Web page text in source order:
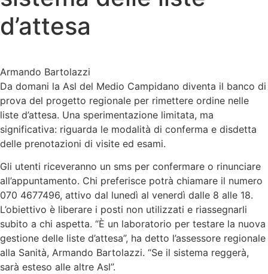
d’attesa
Armando Bartolazzi
Da domani la Asl del Medio Campidano diventa il banco di
prova del progetto regionale per rimettere ordine nelle
liste d’attesa. Una sperimentazione limitata, ma
significativa: riguarda le modalità di conferma e disdetta
delle prenotazioni di visite ed esami.
Gli utenti riceveranno un sms per confermare o rinunciare
all’appuntamento. Chi preferisce potrà chiamare il numero
070 4677496, attivo dal lunedì al venerdì dalle 8 alle 18.
L’obiettivo è liberare i posti non utilizzati e riassegnarli
subito a chi aspetta. “È un laboratorio per testare la nuova
gestione delle liste d’attesa”, ha detto l’assessore regionale
alla Sanità, Armando Bartolazzi. “Se il sistema reggerà,
sarà esteso alle altre Asl”.